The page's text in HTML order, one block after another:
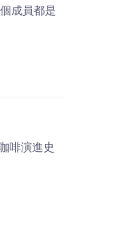
成員都是
啡演進史